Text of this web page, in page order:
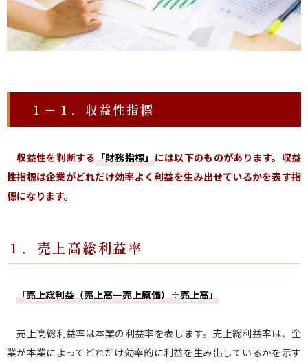
１－１．収益性指標
収益性を判断する「財務指標」には以下のものがあります。 収益
性指標は企業がどれだけ効率よく利益を生み出せているかを表す指
標になります。
１．売上高総利益率
「売上総利益（売上高ー売上原価）÷売上高」
売上高総利益率は本業の利益率を表します。売上総利益率は、企
業が本業によってどれだけ効率的に利益を生み出しているかを示す